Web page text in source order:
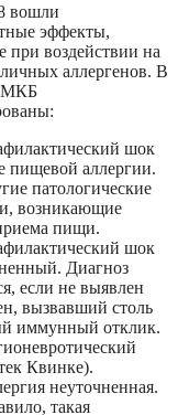
вошли
эффекты,
при воздействии на
аллергенов. В
МКБ
шок
пищевой аллергии.
патологические
возникающие
пищи.
шок
Диагноз
если не выявлен
вызвавший столь
иммунный отклик.
Квинке).
неуточненная.
такая